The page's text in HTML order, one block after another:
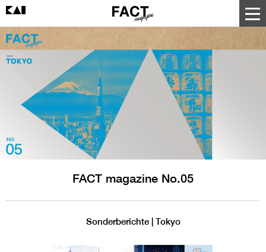
FACT magazine No.05
Sonderberichte | Tokyo